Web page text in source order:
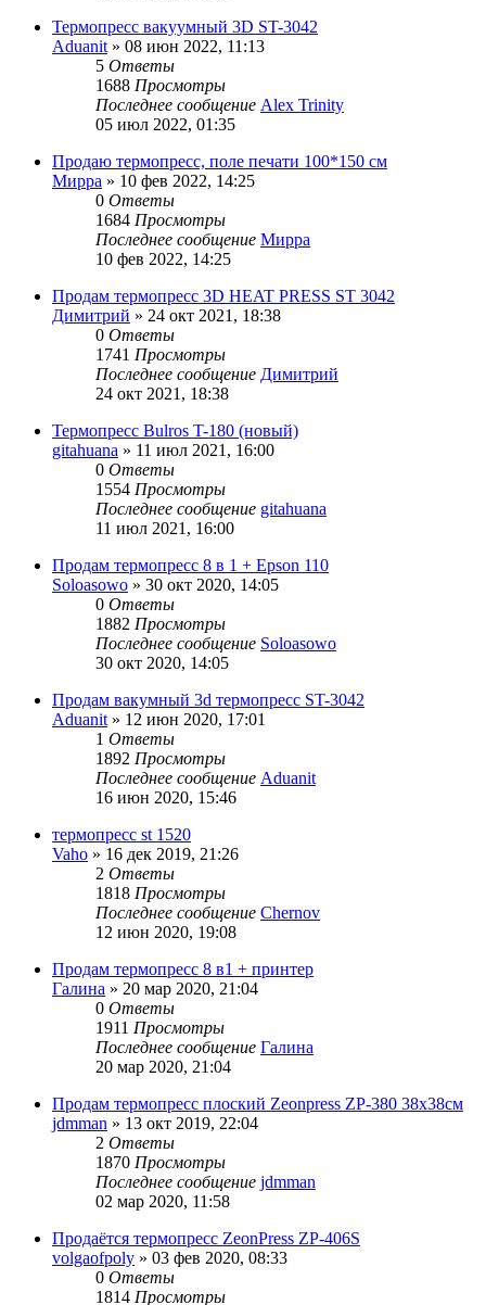
Термопресс вакуумный 3D ST-3042
Aduanit » 08 июн 2022, 11:13
5 Ответы
1688 Просмотры
Последнее сообщение Alex Trinity
05 июл 2022, 01:35
Продаю термопресс, поле печати 100*150 см
Мирра » 10 фев 2022, 14:25
0 Ответы
1684 Просмотры
Последнее сообщение Мирра
10 фев 2022, 14:25
Продам термопресс 3D HEAT PRESS ST 3042
Димитрий » 24 окт 2021, 18:38
0 Ответы
1741 Просмотры
Последнее сообщение Димитрий
24 окт 2021, 18:38
Термопресс Bulros T-180 (новый)
gitahuana » 11 июл 2021, 16:00
0 Ответы
1554 Просмотры
Последнее сообщение gitahuana
11 июл 2021, 16:00
Продам термопресс 8 в 1 + Epson 110
Soloasowo » 30 окт 2020, 14:05
0 Ответы
1882 Просмотры
Последнее сообщение Soloasowo
30 окт 2020, 14:05
Продам вакумный 3d термопресс ST-3042
Aduanit » 12 июн 2020, 17:01
1 Ответы
1892 Просмотры
Последнее сообщение Aduanit
16 июн 2020, 15:46
термопресс st 1520
Vaho » 16 дек 2019, 21:26
2 Ответы
1818 Просмотры
Последнее сообщение Chernov
12 июн 2020, 19:08
Продам термопресс 8 в1 + принтер
Галина » 20 мар 2020, 21:04
0 Ответы
1911 Просмотры
Последнее сообщение Галина
20 мар 2020, 21:04
Продам термопресс плоский Zeonpress ZP-380 38x38см
jdmman » 13 окт 2019, 22:04
2 Ответы
1870 Просмотры
Последнее сообщение jdmman
02 мар 2020, 11:58
Продаётся термопресс ZeonPress ZP-406S
volgaofpoly » 03 фев 2020, 08:33
0 Ответы
1814 Просмотры